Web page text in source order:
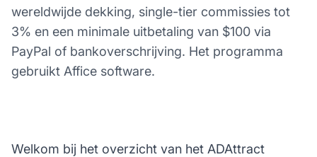
wereldwijde dekking, single-tier commissies tot
3% en een minimale uitbetaling van $100 via
PayPal of bankoverschrijving. Het programma
gebruikt Affice software.
Welkom bij het overzicht van het ADAttract